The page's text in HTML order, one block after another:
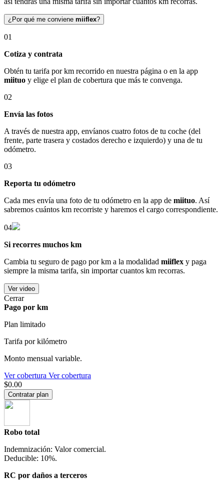
¿Por qué me conviene miiflex?
01
Cotiza y contrata
Obtén tu tarifa por km recorrido en nuestra página o en la app
miituo y elige el plan de cobertura que más te convenga.
02
Envía las fotos
A través de nuestra app, envíanos cuatro fotos de tu coche (del
frente, parte trasera y costados derecho e izquierdo) y una de tu
odómetro.
03
Reporta tu odómetro
Cada mes envía una foto de tu odómetro en la app de miituo. Así
sabremos cuántos km recorriste y haremos el cargo correspondiente.
04
Si recorres muchos km
Cambia tu seguro de pago por km a la modalidad miiflex y paga
siempre la misma tarifa, sin importar cuantos km recorras.
Ver video
Cerrar
Pago por km
Plan limitado
Tarifa por kilómetro
Monto mensual variable.
Ver cobertura Ver cobertura
$0.00
Contratar plan
Robo total
Indemnización: Valor comercial.
Deducible: 10%.
RC por daños a terceros